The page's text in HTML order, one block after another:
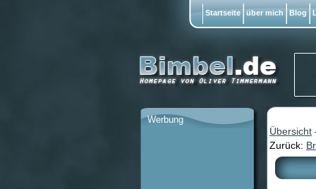
Übersicht
Zurück:
Werbung
Startseite über mich Blog